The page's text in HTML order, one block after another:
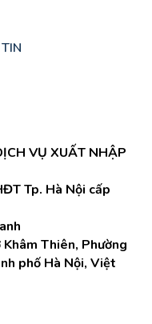
VỤ XUẤT NHẬP
Tp. Hà Nội cấp
Thiên, Phường
phố Hà Nội, Việt